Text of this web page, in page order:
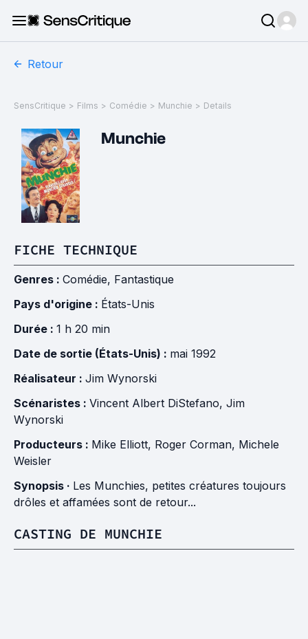
Retour
SensCritique > Films > Comédie > Munchie > Details
Munchie
FICHE TECHNIQUE
Genres : Comédie, Fantastique
Pays d'origine : États-Unis
Durée : 1 h 20 min
Date de sortie (États-Unis) : mai 1992
Réalisateur : Jim Wynorski
Scénaristes : Vincent Albert DiStefano, Jim
Wynorski
Producteurs : Mike Elliott, Roger Corman, Michele
Weisler
Synopsis · Les Munchies, petites créatures toujours
drôles et affamées sont de retour...
CASTING DE MUNCHIE